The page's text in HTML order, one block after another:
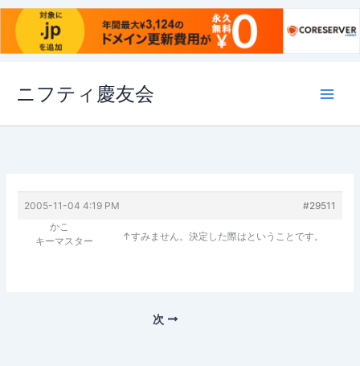
ス
ニフティ慶友会
2005-11-04 4:19 PM
#29511
かこ
キーマスター
↑すみません。決定した際はということです。
次